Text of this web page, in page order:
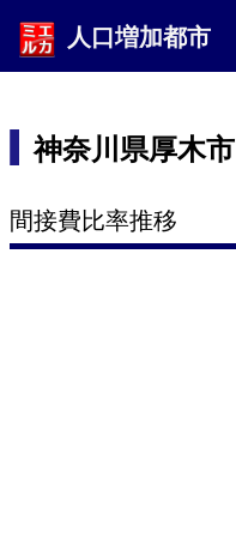
人口増加都市
神奈川県厚木市
間接費比率推移